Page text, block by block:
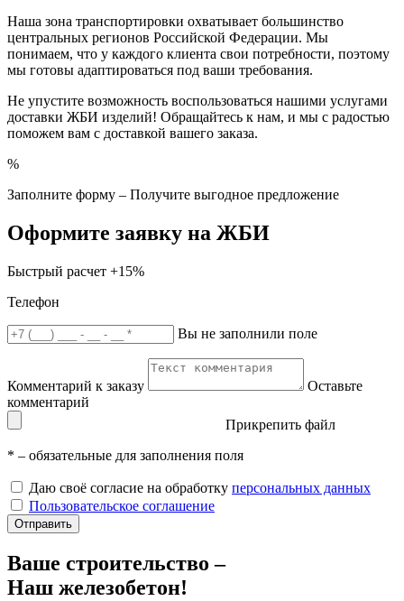
Наша зона транспортировки охватывает большинство
центральных регионов Российской Федерации. Мы
понимаем, что у каждого клиента свои потребности, поэтому
мы готовы адаптироваться под ваши требования.
Не упустите возможность воспользоваться нашими услугами
доставки ЖБИ изделий! Обращайтесь к нам, и мы с радостью
поможем вам с доставкой вашего заказа.
%
Заполните форму – Получите выгодное предложение
Оформите заявку на ЖБИ
Быстрый расчет +15%
Телефон
Вы не заполнили поле
Комментарий к заказу
Оставьте
комментарий
Прикрепить файл
* – обязательные для заполнения поля
Даю своё согласие на обработку персональных данных
Пользовательское соглашение
Отправить
Ваше строительство –
Наш железобетон!